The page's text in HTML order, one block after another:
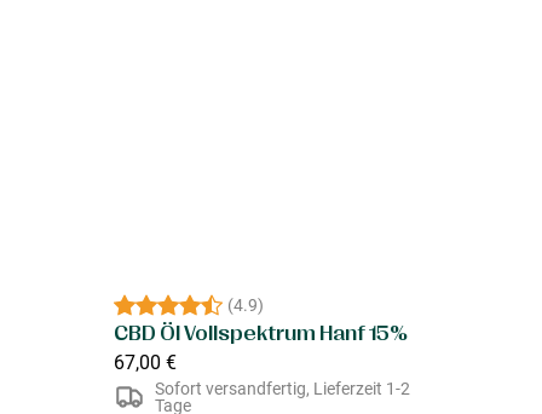
(4.9)
CBD Öl Vollspektrum Hanf 15%
67,00 €
Sofort versandfertig, Lieferzeit 1-2
Tage